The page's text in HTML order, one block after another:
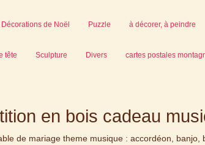
Décorations de Noël Puzzle à décorer, à peindre
tête Sculpture Divers cartes postales
en bois cadeau
de mariage theme musique : accordéon,